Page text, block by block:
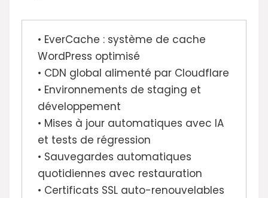
• EverCache : système de cache
WordPress optimisé
• CDN global alimenté par Cloudflare
• Environnements de staging et
développement
• Mises à jour automatiques avec IA
et tests de régression
• Sauvegardes automatiques
quotidiennes avec restauration
• Certificats SSL auto-renouvelables